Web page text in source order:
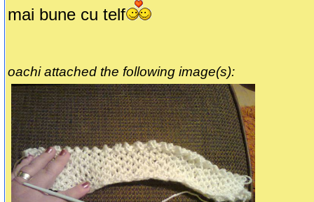
mai bune cu telf
oachi attached the following image(s):